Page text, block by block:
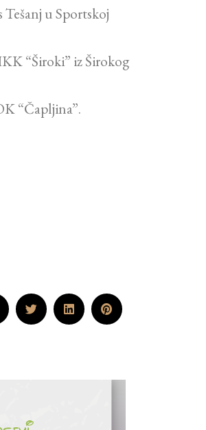
u Sportskoj
“Široki” iz Širokog
“Čapljina”.